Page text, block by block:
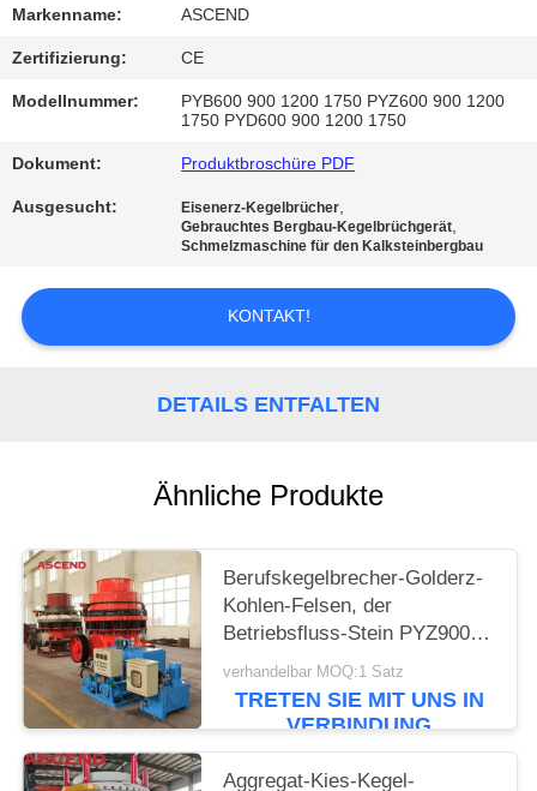
SITEMAP
DATENSCHUTZRICHTLINIE
Markenname: ASCEND
Zertifizierung: CE
Modellnummer:
PYB600 900 1200 1750 PYZ600 900 1200
1750 PYD600 900 1200 1750
Dokument: Produktbroschüre PDF
Ausgesucht: Eisenerz-Kegelbrücher,
Gebrauchtes Bergbau-Kegelbrüchgerät,
Schmelzmaschine für den Kalksteinbergbau
KONTAKT!
DETAILS ENTFALTEN
Ähnliche Produkte
Berufskegelbrecher-Golderz-
Kohlen-Felsen, der
Betriebsfluss-Stein PYZ900
zerquetscht
verhandelbar MOQ:1 Satz
TRETEN SIE MIT UNS IN
VERBINDUNG
Aggregat-Kies-Kegel-